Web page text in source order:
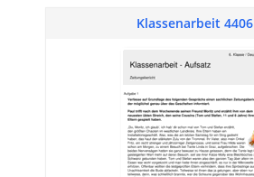
Klassenarbeit 4406